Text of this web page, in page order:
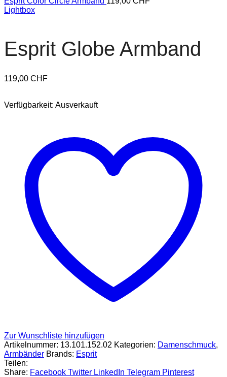
Lightbox
Esprit Globe Armband
119,00 CHF
Verfügbarkeit: Ausverkauft
Zur Wunschliste hinzufügen
Artikelnummer: 13.101.152.02 Kategorien: Damenschmuck,
Armbänder Brands: Esprit
Teilen:
Share: Facebook Twitter LinkedIn Telegram Pinterest